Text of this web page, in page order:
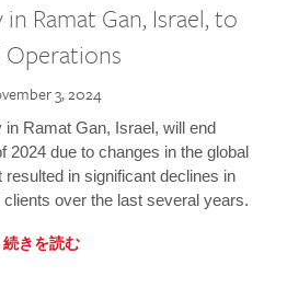
Ramat Gan, Israel, to
Operations
3, 2024
in Ramat Gan, Israel, will end
2024 due to changes in the global
in significant declines in
over the last several years.
続きを読む